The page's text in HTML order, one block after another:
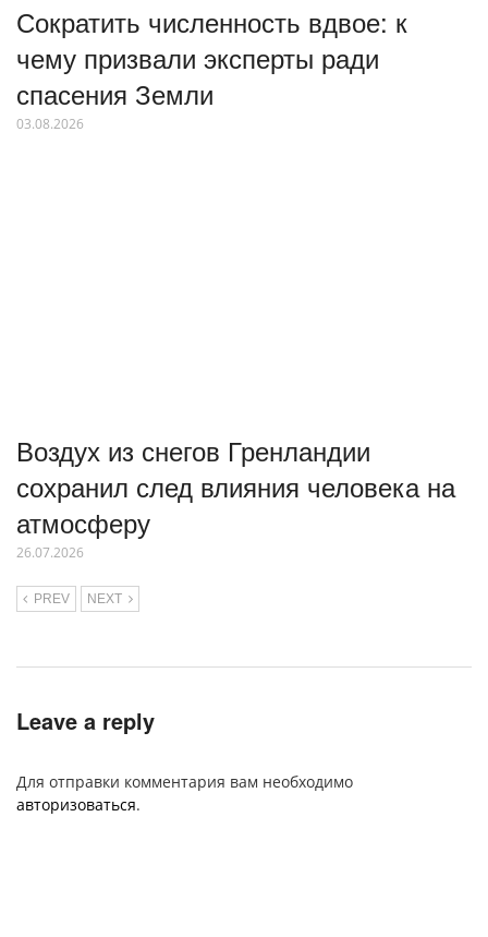
Сократить численность вдвое: к
чему призвали эксперты ради
спасения Земли
03.08.2026
Воздух из снегов Гренландии
сохранил след влияния человека на
атмосферу
26.07.2026
PREV NEXT
Leave a reply
Для отправки комментария вам необходимо
авторизоваться.